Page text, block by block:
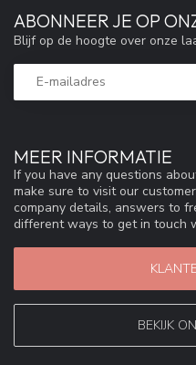
MEER INFORMATIE
If you have any questions
make sure to visit our
company details, answers to
different ways to get in touch
BEKIJK
ABONNEER JE OP
Blijf op de hoogte over onze